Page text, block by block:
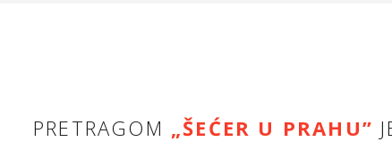
PRETRAGOM „ŠEĆER U PRAHU”